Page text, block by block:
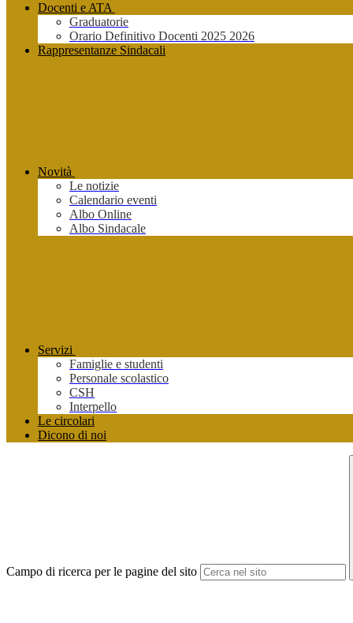
Docenti e ATA
Graduatorie
Orario Definitivo Docenti 2025 2026
Rappresentanze Sindacali
Novità
Le notizie
Calendario eventi
Albo Online
Albo Sindacale
Servizi
Famiglie e studenti
Personale scolastico
CSH
Interpello
Le circolari
Dicono di noi
Campo di ricerca per le pagine del sito